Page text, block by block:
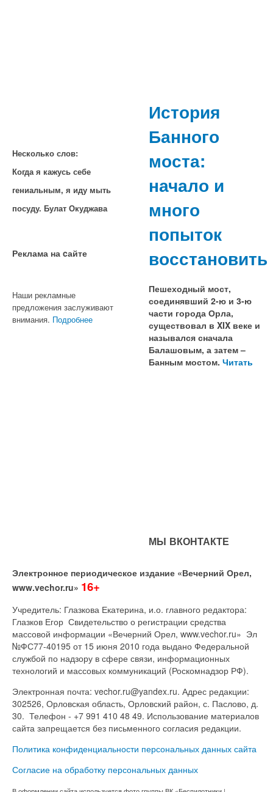
Несколько слов:
Когда я кажусь себе
гениальным, я иду мыть
посуду. Булат Окуджава
Реклама на cайте
Наши рекламные
предложения заслуживают
внимания. Подробнее
История
Банного
моста:
начало и
много
попыток
восстановить
Пешеходный мост,
соединявший 2-ю и 3-ю
части города Орла,
существовал в XIX веке и
назывался сначала
Балашовым, а затем –
Банным мостом. Читать
МЫ ВКОНТАКТЕ
Электронное периодическое издание «Вечерний Орел,
www.vechor.ru» 16+
Учредитель: Глазкова Екатерина, и.о. главного редактора:
Глазков Егор Свидетельство о регистрации средства
массовой информации «Вечерний Орел, www.vechor.ru» Эл
№ФС77-40195 от 15 июня 2010 года выдано Федеральной
службой по надзору в сфере связи, информационных
технологий и массовых коммуникаций (Роскомнадзор РФ).
Электронная почта: vechor.ru@yandex.ru. Адрес редакции:
302526, Орловская область, Орловский район, с. Паслово, д.
30. Телефон - +7 991 410 48 49. Использование материалов
сайта запрещается без письменного согласия редакции.
Политика конфиденциальности персональных данных сайта
Согласие на обработку персональных данных